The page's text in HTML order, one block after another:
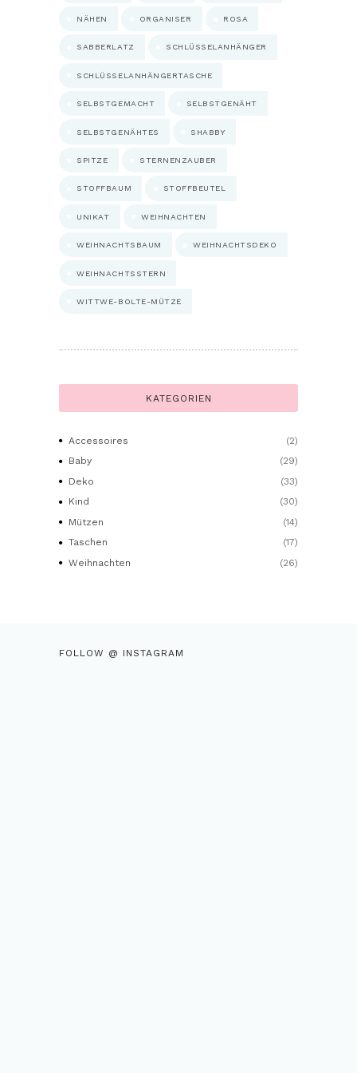
NÄHEN ORGANISER ROSA
SABBERLATZ SCHLÜSSELANHÄNGER
SCHLÜSSELANHÄNGERTASCHE
SELBSTGEMACHT SELBSTGENÄHT
SELBSTGENÄHTES SHABBY
SPITZE STERNENZAUBER
STOFFBAUM STOFFBEUTEL
UNIKAT WEIHNACHTEN
WEIHNACHTSBAUM WEIHNACHTSDEKO
WEIHNACHTSSTERN
WITTWE-BOLTE-MÜTZE
KATEGORIEN
Accessoires
(2)
Baby
(29)
Deko
(33)
Kind
(30)
Mützen
(14)
Taschen
(17)
Weihnachten
(26)
FOLLOW @ INSTAGRAM